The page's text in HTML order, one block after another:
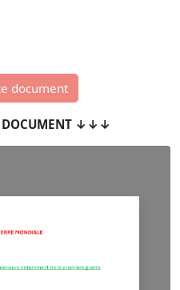
document
↓↓↓